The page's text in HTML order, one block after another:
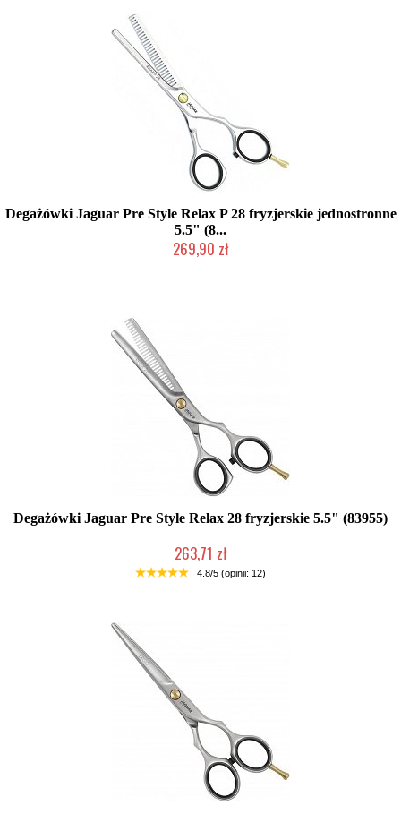
Degażówki Jaguar Pre Style Relax P 28 fryzjerskie jednostronne
5.5" (8...
269,90 zł
Degażówki Jaguar Pre Style Relax 28 fryzjerskie 5.5" (83955)
263,71 zł
Duża ilość (wysyłka w 24h)
4.8/5 (opinii: 12)